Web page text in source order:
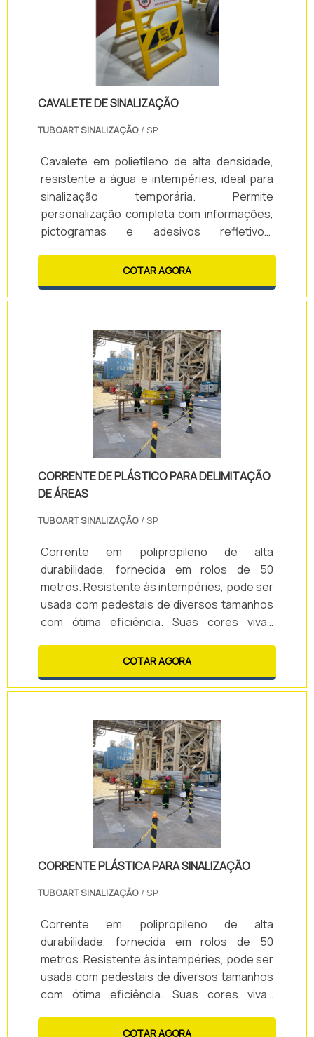
CAVALETE DE SINALIZAÇÃO
TUBOART SINALIZAÇÃO / SP
Cavalete em polietileno de alta densidade,
resistente a água e intempéries, ideal para
sinalização temporária. Permite
personalização completa com informações,
pictogramas e adesivos refletivos.
necessidade de pintura, garante durabilidade
e excelente custo-benefício.
COTAR AGORA
CORRENTE DE PLÁSTICO PARA DELIMITAÇÃO
DE ÁREAS
TUBOART SINALIZAÇÃO / SP
Corrente em polipropileno de alta
durabilidade, fornecida em rolos de 50
metros. Resistente às intempéries, pode ser
usada com pedestais de diversos tamanhos
com ótima eficiência. Suas cores vivas
COTAR AGORA
CORRENTE PLÁSTICA PARA SINALIZAÇÃO
TUBOART SINALIZAÇÃO / SP
Corrente em polipropileno de alta
durabilidade, fornecida em rolos de 50
metros. Resistente às intempéries, pode ser
usada com pedestais de diversos tamanhos
com ótima eficiência. Suas cores vivas
COTAR AGORA